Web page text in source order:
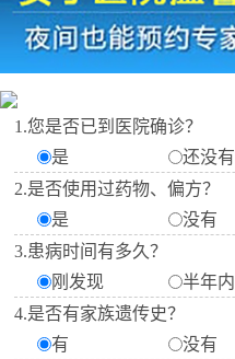
1.您是否已到医院确诊？
是
还没有
2.是否使用过药物、偏方？
是
没有
3.患病时间有多久？
刚发现
半年内
4.是否有家族遗传史？
有
没有